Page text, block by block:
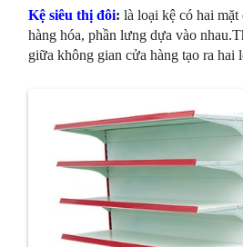
Kệ siêu thị đôi: là loại kệ có hai
hàng hóa, phần lưng dựa vào
giữa không gian cửa hàng tạo ra hai